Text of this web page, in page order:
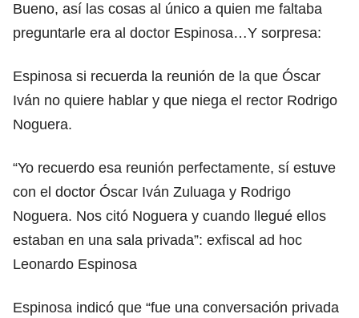
Bueno, así las cosas al único a quien me faltaba
preguntarle era al doctor Espinosa…Y sorpresa:
Espinosa si recuerda la reunión de la que Óscar
Iván no quiere hablar y que niega el rector Rodrigo
Noguera.
“Yo recuerdo esa reunión perfectamente, sí estuve
con el doctor Óscar Iván Zuluaga y Rodrigo
Noguera. Nos citó Noguera y cuando llegué ellos
estaban en una sala privada”: exfiscal ad hoc
Leonardo Espinosa
Espinosa indicó que “fue una conversación privada